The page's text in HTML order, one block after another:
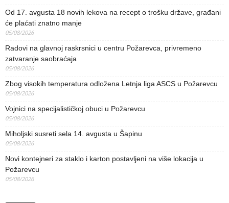
Od 17. avgusta 18 novih lekova na recept o trošku države, građani
će plaćati znatno manje
05/08/2026
Radovi na glavnoj raskrsnici u centru Požarevca, privremeno
zatvaranje saobraćaja
05/08/2026
Zbog visokih temperatura odložena Letnja liga ASCS u Požarevcu
05/08/2026
Vojnici na specijalističkoj obuci u Požarevcu
05/08/2026
Miholjski susreti sela 14. avgusta u Šapinu
05/08/2026
Novi kontejneri za staklo i karton postavljeni na više lokacija u
Požarevcu
05/08/2026